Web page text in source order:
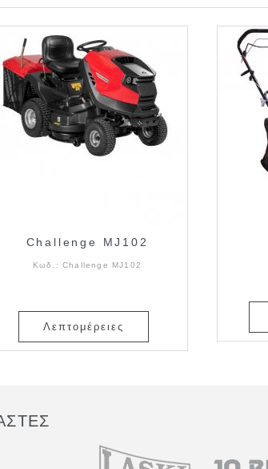
Challenge MJ102
Κωδ.: Challenge MJ102
Λεπτομέρειες